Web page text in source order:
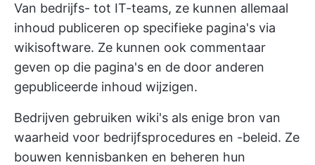
Van bedrijfs- tot IT-teams, ze kunnen allemaal
inhoud publiceren op specifieke pagina's via
wikisoftware. Ze kunnen ook commentaar
geven op die pagina's en de door anderen
gepubliceerde inhoud wijzigen.
Bedrijven gebruiken wiki's als enige bron van
waarheid voor bedrijfsprocedures en -beleid. Ze
bouwen kennisbanken en beheren hun